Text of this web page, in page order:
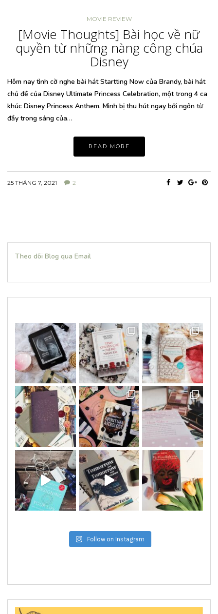
MOVIE REVIEW
[Movie Thoughts] Bài học về nữ
quyền từ những nàng công chúa
Disney
Hôm nay tình cờ nghe bài hát Startting Now của Brandy, bài hát
chủ đề của Disney Ultimate Princess Celebration, một trong 4 ca
khúc Disney Princess Anthem. Mình bị thu hút ngay bởi ngôn từ
đầy trong sáng của…
READ MORE
25 THÁNG 7, 2021 2
Theo dõi Blog qua Email
Follow on Instagram